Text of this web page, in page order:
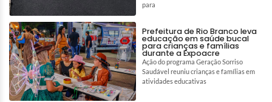
para
Prefeitura de Rio Branco leva
educação em saúde bucal
para crianças e famílias
durante a Expoacre
Ação do programa Geração Sorriso
Saudável reuniu crianças e famílias em
atividades educativas